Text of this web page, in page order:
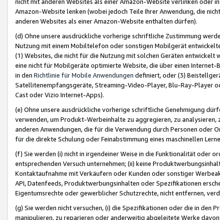
Amazon-Website lenken (wobei jedoch Teile Ihrer Anwendung, die
anderen Websites als einer Amazon-Website enthalten dürfen).
(d) Ohne unsere ausdrückliche vorherige schriftliche Zustimmung
Nutzung mit einem Mobiltelefon oder sonstigen Mobilgerät
(1) Websites, die nicht für die Nutzung mit solchen Geräten
eine nicht für Mobilgeräte optimierte Website, die über einen
in den Richtlinie für Mobile Anwendungen definiert, oder (3)
Satellitenempfangsgeräte, Streaming-Video-Player, Blu-Ray-Player
Cast oder Vizio Internet-Apps).
(e) Ohne unsere ausdrückliche vorherige schriftliche Genehmigung
verwenden, um Produkt-Werbeinhalte zu aggregieren, zu
anderen Anwendungen, die für die Verwendung durch Personen
für die direkte Schulung oder Feinabstimmung eines maschinellen
(f) Sie werden (i) nicht in irgendeiner Weise in die Funktionalität oder
entsprechenden Versuch unternehmen; (ii) keine
Kontaktaufnahme mit Verkäufern oder Kunden oder sonstiger
API, Datenfeeds, Produktwerbungsinhalten oder Spezifikationen
Eigentumsrechte oder gewerblicher Schutzrechte, nicht entfernen,
(g) Sie werden nicht versuchen, (i) die Spezifikationen oder die in
manipulieren, zu reparieren oder anderweitig abgeleitete Werke